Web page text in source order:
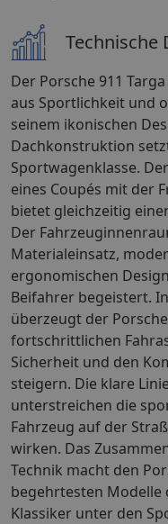
Technische
Der Porsche 911
aus Sportlichkeit und
seinem ikonischen
Dachkonstruktion
Sportwagenklasse.
eines Coupés mit der
bietet gleichzeitig
Der
Materialeinsatz,
ergonomischen
Beifahrer begeistert.
überzeugt der
fortschrittlichen
Sicherheit und den
steigern. Die klare
unterstreichen die
Fahrzeug auf der
wirken. Das
Technik macht den
begehrtesten Modelle
Klassiker unter den